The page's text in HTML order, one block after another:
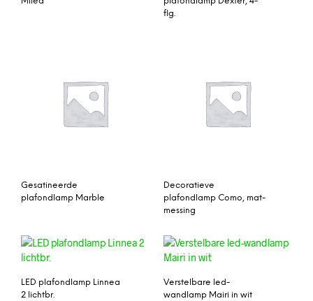
flg.
Gesatineerde
plafondlamp Marble
Decoratieve
plafondlamp Como, mat-
messing
LED plafondlamp Linnea
2 lichtbr.
Verstelbare led-
wandlamp Mairi in wit